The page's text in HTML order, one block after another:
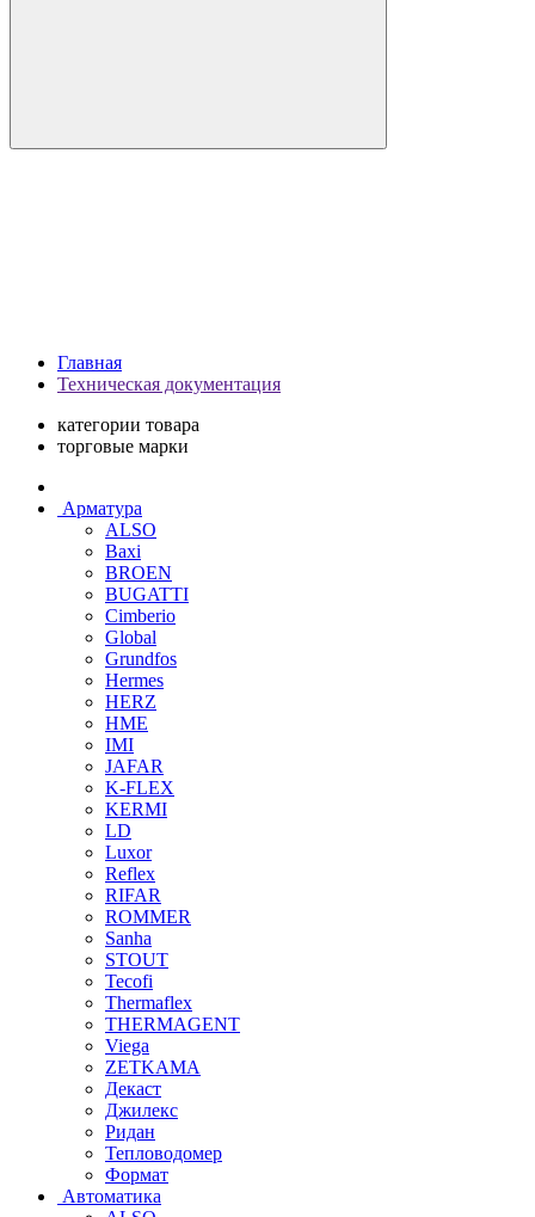
Главная
Техническая документация
категории товара
торговые марки
Арматура
ALSO
Baxi
BROEN
BUGATTI
Cimberio
Global
Grundfos
Hermes
HERZ
HME
IMI
JAFAR
K-FLEX
KERMI
LD
Luxor
Reflex
RIFAR
ROMMER
Sanha
STOUT
Tecofi
Thermaflex
THERMAGENT
Viega
ZETKAMA
Декаст
Джилекс
Ридан
Тепловодомер
Формат
Автоматика